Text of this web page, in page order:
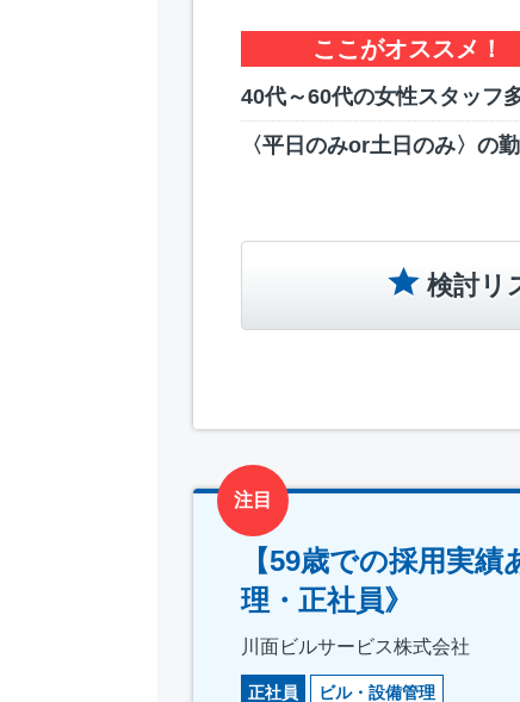
ここがオススメ！
40代～60代の女性スタッフ
〈平日のみor土日のみ〉の
検討リ
注目
【59歳での採用実
理・正社員》
川面ビルサービス株式会社
正社員 ビル・設備管理